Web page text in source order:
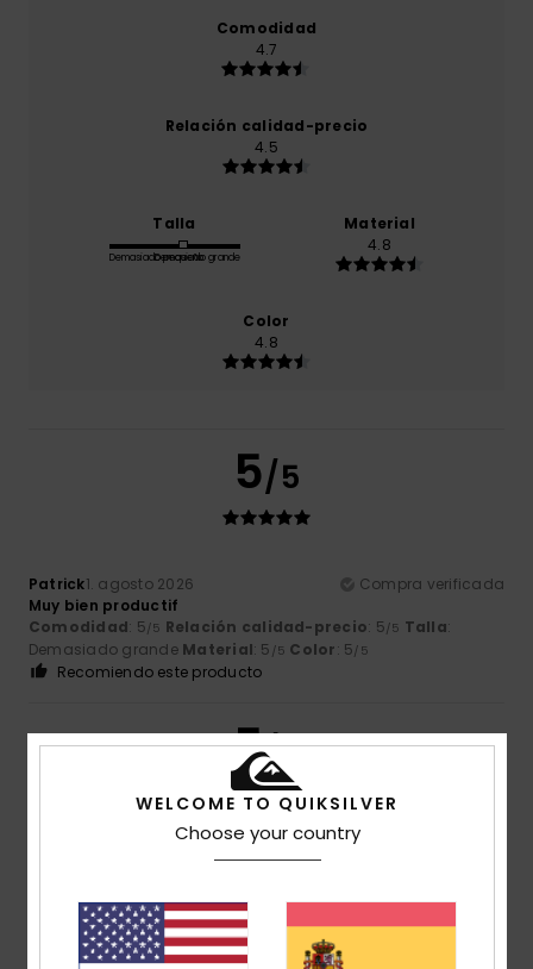
Comodidad
4.7
Relación calidad-precio
4.5
Talla
Demasiado pequeño
Demasiado grande
Material
4.8
Color
4.8
5/5
Patrick1. agosto 2026
Compra verificada
Muy bien productif
Comodidad: 5/5 Relación calidad-precio: 5/5 Talla:
Demasiado grande Material: 5 /5 Color: 5/5
Recomiendo este producto
5/5
Mostrar original - English
Comodidad: 5/5 Relación calidad-precio: 5/5 Talla: Talla
perfectaMaterial: 5/5 Color
WELCOME TO QUIKSILVER
Choose your country